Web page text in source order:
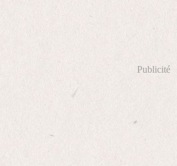
Publicité